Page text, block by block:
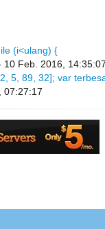
(i<ulang) {
10 Feb. 2016,
5, 89, 32]; var
07:27:17